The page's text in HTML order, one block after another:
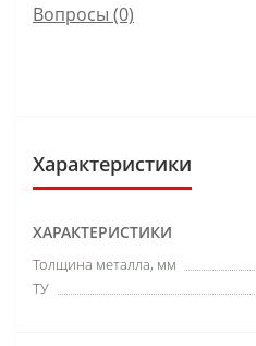
Вопросы (0)
Характеристики
ХАРАКТЕРИСТИКИ
Толщина металла, мм
ТУ